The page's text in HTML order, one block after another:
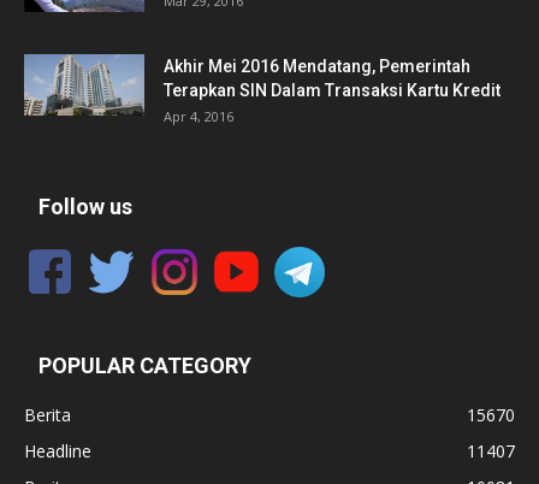
Akhir Mei 2016 Mendatang, Pemerintah
Terapkan SIN Dalam Transaksi Kartu Kredit
Apr 4, 2016
Follow us
POPULAR CATEGORY
Berita
15670
Headline
11407